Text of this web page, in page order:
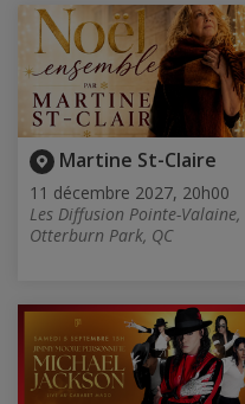
Martine St-Claire
11 décembre 2027, 20h00
Les Diffusion Pointe-Valaine,
Otterburn Park, QC